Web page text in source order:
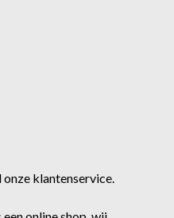
onze klantenservice